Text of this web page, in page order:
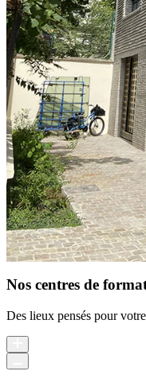
Nos centres de
Des lieux pensés pour